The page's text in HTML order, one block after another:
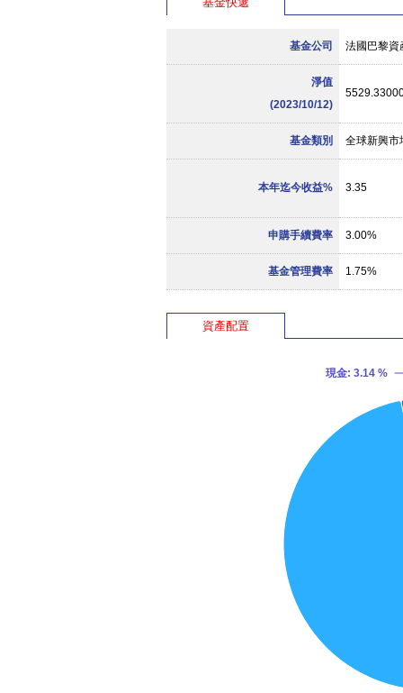
基金公司 法國巴黎資
淨值
(2023/10/12)
基金類別 全球新興市
本年迄今收益% 3.35
申購手續費率 3.00%
基金管理費率 1.75%
資產配置
現金: 3.14 %